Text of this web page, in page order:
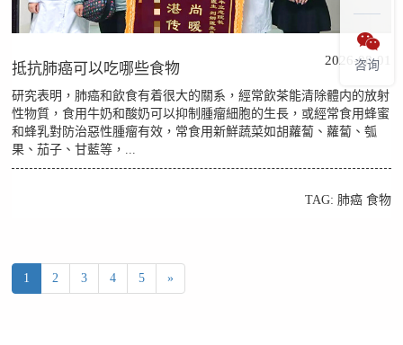
抵抗肺癌可以吃哪些食物 2026-08-01
研究表明，肺癌和飲食有着很大的關系，經常飲茶能清除體内的放射
性物質，食用牛奶和酸奶可以抑制腫瘤細胞的生長，或經常食用蜂蜜
和蜂乳對防治惡性腫瘤有效，常食用新鮮蔬菜如胡蘿蔔、蘿蔔、瓠
果、茄子、甘藍等，...
TAG: 肺癌 食物
1 2 3 4 5 »

咨询